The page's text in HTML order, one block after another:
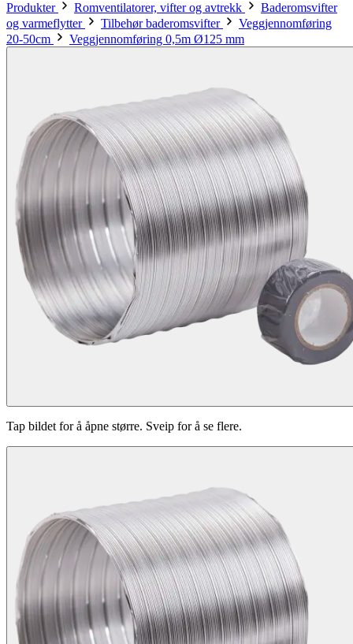
Produkter Romventilatorer, vifter og avtrekk
Baderomsvifter
og varmeflytter
Tilbehør baderomsvifter
Veggjennomføring
20-50cm
Veggjennomføring 0,5m Ø125 mm
Tap bildet for å åpne større. Sveip for å se flere.